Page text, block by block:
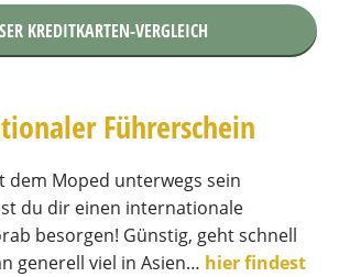
KREDITKARTEN-VERGLEICH
Führerschein
dem Moped unterwegs sein
du dir einen internationale
besorgen! Günstig, geht schnell
generell viel in Asien… hier findest